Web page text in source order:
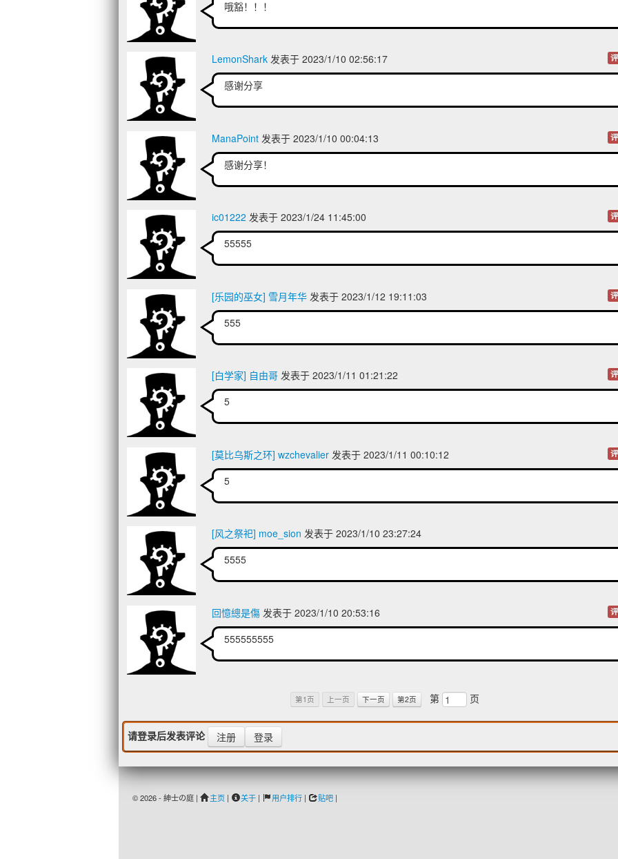
哦豁！！！
LemonShark发表于 2023/1/10 02:56:17
感谢分享
ManaPoint发表于 2023/1/10 00:04:13
感谢分享！
ic01222 发表于 2023/1/24 11:45:00
55555
[乐园的巫女] 雪月年华发表于 2023/1/12 19:11:03
555
[白学家] 自由哥发表于 2023/1/11 01:21:22
5
[莫比乌斯之环] wzchevalier发表于 2023/1/11 00:10:12
5
[风之祭祀] moe_sion 发表于 2023/1/10 23:27:24
5555
回憶總是傷发表于 2023/1/10 20:53:16
555555555
第1页 上一页 下一页 第2页 第 页
请登录后发表评论 注册 登录
© 2026 - 紳士の庭 | 主页 | 关于 | 用户排行 | 贴吧 |